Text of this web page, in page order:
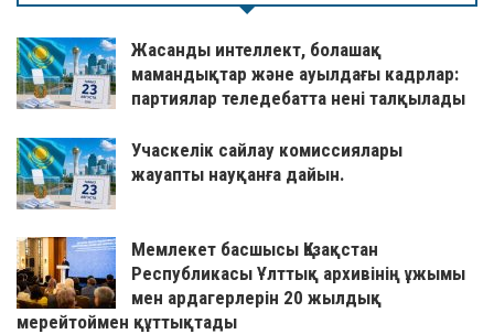
Жасанды интеллект, болашақ
мамандықтар және ауылдағы кадрлар:
партиялар теледебатта нені талқылады
Учаскелік сайлау комиссиялары
жауапты науқанға дайын.
Мемлекет басшысы Қазақстан
Республикасы Ұлттық архивінің ұжымы
мен ардагерлерін 20 жылдық
мерейтоймен құттықтады